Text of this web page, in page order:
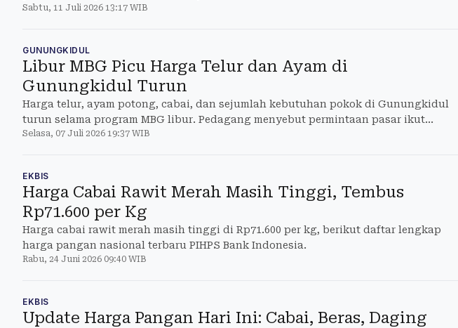
Sabtu, 11 Juli 2026 13:17 WIB
GUNUNGKIDUL
Libur MBG Picu Harga Telur dan Ayam di
Gunungkidul Turun
Harga telur, ayam potong, cabai, dan sejumlah kebutuhan pokok di Gunungkidul
turun selama program MBG libur. Pedagang menyebut permintaan pasar ikut
berkurang.
Selasa, 07 Juli 2026 19:37 WIB
EKBIS
Harga Cabai Rawit Merah Masih Tinggi, Tembus
Rp71.600 per Kg
Harga cabai rawit merah masih tinggi di Rp71.600 per kg, berikut daftar lengkap
harga pangan nasional terbaru PIHPS Bank Indonesia.
Rabu, 24 Juni 2026 09:40 WIB
EKBIS
Update Harga Pangan Hari Ini: Cabai, Beras, Daging